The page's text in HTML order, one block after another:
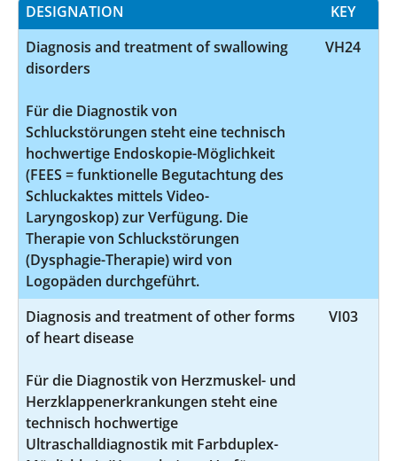
DESIGNATION
KEY
Diagnosis and treatment of swallowing
disorders
Für die Diagnostik von
Schluckstörungen steht eine technisch
hochwertige Endoskopie-Möglichkeit
(FEES = funktionelle Begutachtung des
Schluckaktes mittels Video-
Laryngoskop) zur Verfügung. Die
Therapie von Schluckstörungen
(Dysphagie-Therapie) wird von
Logopäden durchgeführt.
VH24
Diagnosis and treatment of other forms
of heart disease
Für die Diagnostik von Herzmuskel- und
Herzklappenerkrankungen steht eine
technisch hochwertige
Ultraschalldiagnostik mit Farbduplex-
VI03